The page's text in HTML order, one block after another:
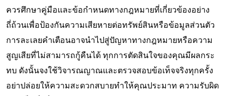
ควรศึกษาคู่มือและข้อกำหนดทางกฎหมายที่เกี่ยวข้องอย่าง
ถี่ถ้วนเพื่อป้องกันความเสียหายต่อทรัพย์สินหรือข้อมูลส่วนตัว
การละเลยคำเตือนอาจนำไปสู่ปัญหาทางกฎหมายหรือความ
สูญเสียที่ไม่สามารถกู้คืนได้ ทุกการตัดสินใจของคุณมีผลกระ
ทบ ดังนั้นจงใช้วิจารณญาณและตรวจสอบข้อเท็จจริงทุกครั้ง
อย่าปล่อยให้ความสะดวกสบายทำให้คุณประมาท ความรับผิด